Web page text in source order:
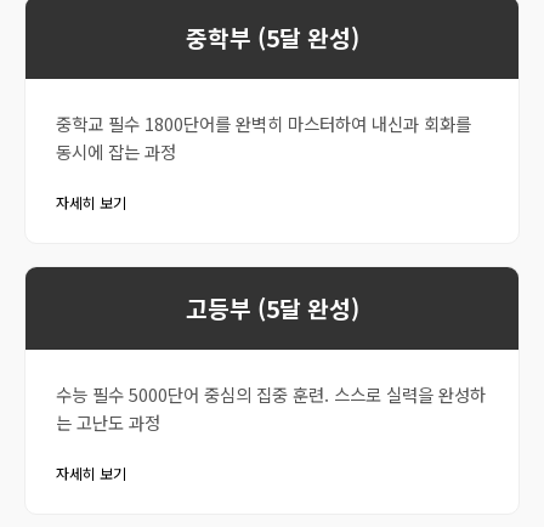
중학부 (5달 완성)
중학교 필수 1800단어를 완벽히 마스터하여 내신과 회화를
동시에 잡는 과정
자세히 보기
고등부 (5달 완성)
수능 필수 5000단어 중심의 집중 훈련. 스스로 실력을 완성하
는 고난도 과정
자세히 보기